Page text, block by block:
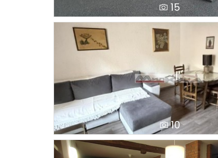
15
10